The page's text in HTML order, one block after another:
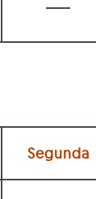
Segunda